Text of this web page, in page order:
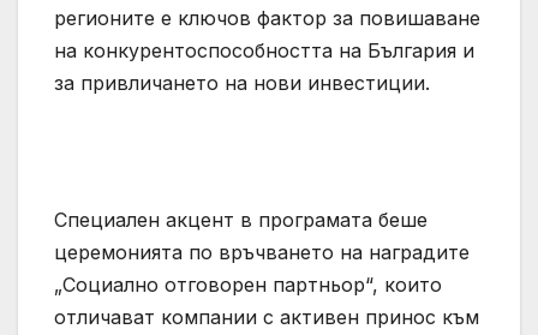
регионите е ключов фактор за повишаване
на конкурентоспособността на България и
за привличането на нови инвестиции.
Специален акцент в програмата беше
церемонията по връчването на наградите
„Социално отговорен партньор“, които
отличават компании с активен принос към